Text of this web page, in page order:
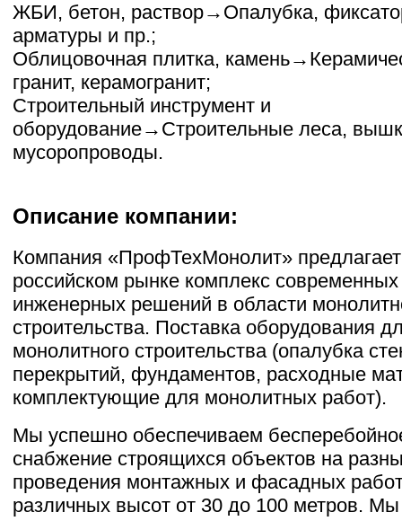
ЖБИ, бетон, раствор→ Опалубка,
арматуры и пр.;
Облицовочная плитка, камень→
гранит, керамогранит;
Строительный инструмент и
оборудование→ Строительные леса,
мусоропроводы.
Описание компании:
Компания «ПрофТехМонолит»
российском рынке комплекс современных
инженерных решений в области
строительства. Поставка оборудования
монолитного строительства (опалубка
перекрытий, фундаментов, расходные
комплектующие для монолитных работ).
Мы успешно обеспечиваем
снабжение строящихся объектов на
проведения монтажных и фасадных
различных высот от 30 до 100 метров. Мы